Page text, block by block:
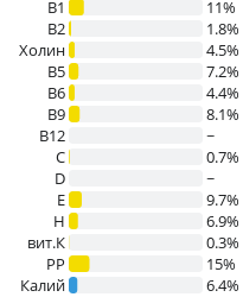
В1
11%
B2
1.8%
Холин
4.5%
B5
7.2%
B6
4.4%
B9
8.1%
B12
~
C
0.7%
D
~
E
9.7%
H
6.9%
вит.К
0.3%
PP
15%
Калий
6.4%